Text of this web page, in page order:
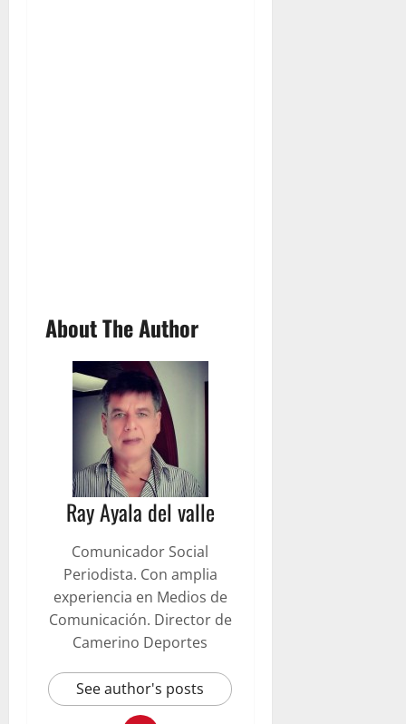
About The Author
Ray Ayala del valle
Comunicador Social
Periodista. Con amplia
experiencia en Medios de
Comunicación. Director de
Camerino Deportes
See author's posts